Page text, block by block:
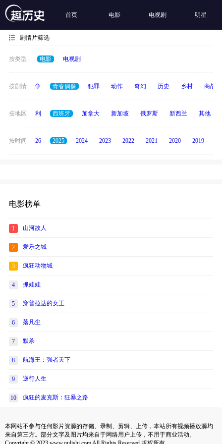
首页 电影 电视剧 明星
剧情片筛选
按类型 电影 电视剧
按剧情
古装 战争 青春偶像 犯罪 动作 奇幻 历史 乡村 商战
按地区
印度 意大利 西班牙 加拿大 新加坡 俄罗斯 新西兰 其他
按时间
全部 2026 2025 2024 2023 2022 2021 2020 2019
电影榜单
1 山河故人
2 爱乐之城
3 疯狂动物城
4 抓娃娃
5 穿普拉达的女王
6 落凡尘
7 默杀
8 航海王：强者天下
9 逆行人生
10 疯狂的麦克斯：狂暴之路
本网站不参与任何影片资源的存储、录制、剪辑、上传，本站所有视频播放源均
来自第三方。部分文字及图片均来自于网络用户上传，不用于商业活动。